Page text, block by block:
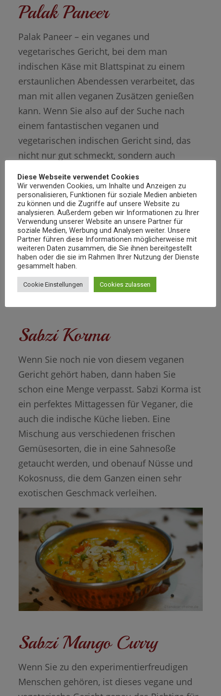
Palak Paneer
Palak Paneer – ein veganes und
vegetarisches Gericht, bei dem man
indischen Käse mit Blattspinat zu einem
erstaunlichen Abendessen verarbeitet, das
man mit allen veganen Zusätzen genießen
kann. Wenn Sie also auf der Suche nach
einem fantastischen veganen und
vegetarischen indischen Gericht sind, das
nicht nur gut schmeckt, sondern auch
grünliche Palak Paneer die beste Wahl.
Sabzi Korma
Wenn Sie noch nie von diesem veganen
Gericht gehört haben, dann haben Sie
schon eine Menge verpasst. Sabzi Korma ist
ein perfektes Mittagessen für Veganer, die
auch die indische Küche lieben. Eine
Mischung aus verschiedenen frischen
Gemüsesorten, die in eine Sahnesoße
getaucht werden, und obenauf Nüsse und
Kokosnuss, die dem Ganzen einen sehr
exotischen Geschmack verleihen.
Sabzi Mango Curry
Wenn Sie zu den experimentierfreudigen
Menschen gehören, ist dieses vegane und
Diese Webseite verwendet Cookies
Wir verwenden Cookies, um Inhalte und Anzeigen zu
personalisieren, Funktionen für soziale Medien anbieten
zu können und die Zugriffe auf unsere Website zu
analysieren. Außerdem geben wir Informationen zu Ihrer
Verwendung unserer Website an unsere Partner für
soziale Medien, Werbung und Analysen weiter. Unsere
Partner führen diese Informationen möglicherweise mit
weiteren Daten zusammen, die Sie ihnen bereitgestellt
haben oder die sie im Rahmen Ihrer Nutzung der Dienste
gesammelt haben.
Cookie Einstellungen Cookies zulassen